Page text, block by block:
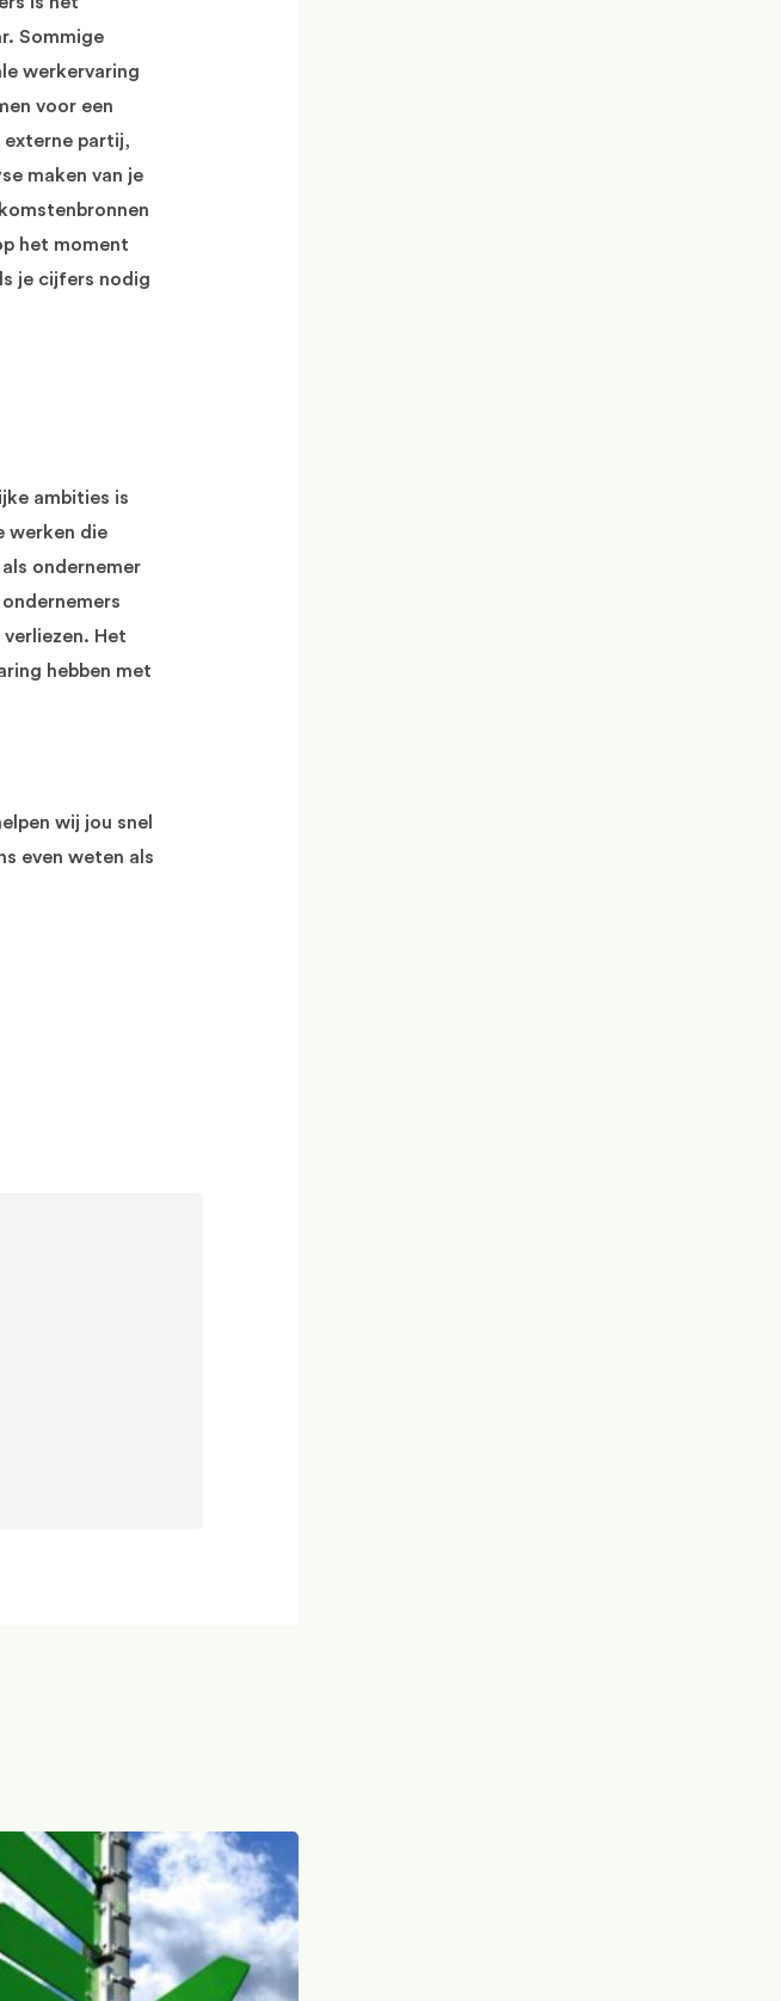
Sommige
werkervaring
voor een
externe partij,
maken van je
het moment
je cijfers nodig
ambities is
werken die
ondernemer
Het
hebben met
wij jou snel
even weten als